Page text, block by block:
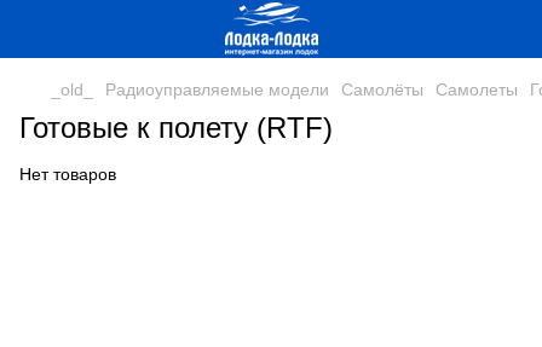
_old_ Радиоуправляемые модели Самолёты Самолеты
Готовые к полету (RTF)
Нет товаров